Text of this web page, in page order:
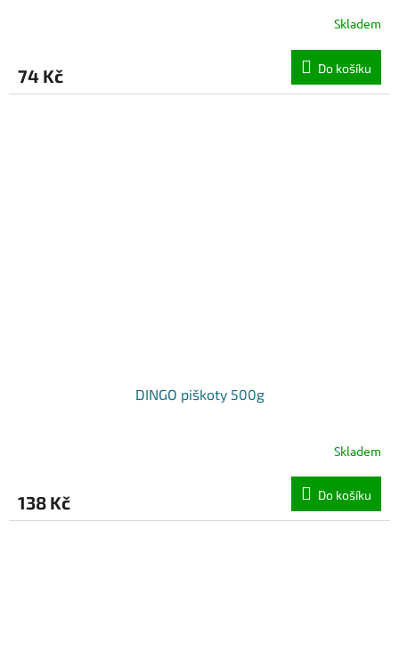
Skladem
74 Kč Do košíku
DINGO piškoty 500g
Skladem
138 Kč Do košíku